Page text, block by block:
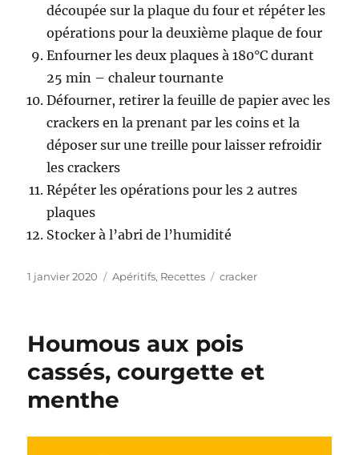
découpée sur la plaque du four et répéter les
opérations pour la deuxième plaque de four
Enfourner les deux plaques à 180°C durant
25 min – chaleur tournante
Défourner, retirer la feuille de papier avec les
crackers en la prenant par les coins et la
déposer sur une treille pour laisser refroidir
les crackers
Répéter les opérations pour les 2 autres
plaques
Stocker à l’abri de l’humidité
Publié
1 janvier 2020 Catégories
Apéritifs, Recettes Étiquettes
cracker
Houmous aux pois
cassés, courgette et
menthe